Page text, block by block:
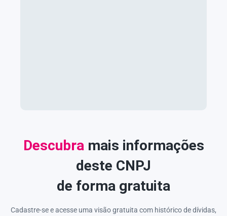
Descubra mais informações
deste CNPJ
de forma gratuita
Cadastre-se e acesse uma visão gratuita com histórico de dívidas,